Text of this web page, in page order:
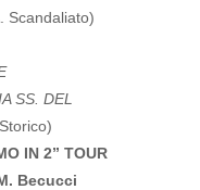
Scandaliato)
SS. DEL
IN 2” TOUR
Becucci